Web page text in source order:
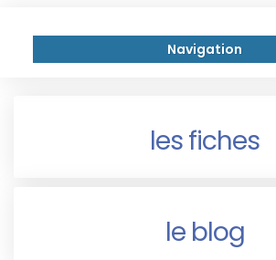
Navigation
les fiches
le blog